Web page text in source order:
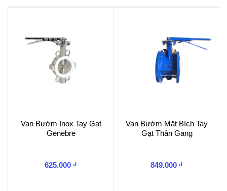
Van Bướm Inox Tay Gạt
Genebre
625.000 ₫
Van Bướm Mặt Bích Tay
Gạt Thân Gang
849.000 ₫